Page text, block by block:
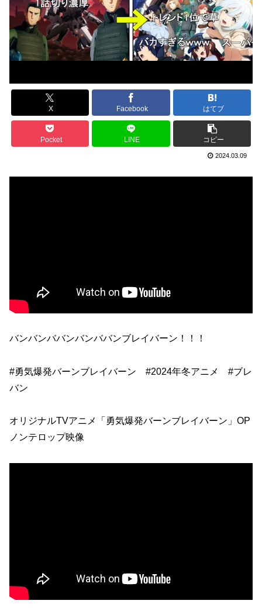
X Facebook はてブ
Pocket LINE コピー
2024.03.09
バンバンババンバンババンブレイバーン！！！
#勇気爆発バーンブレイバーン #2024年冬アニメ #ブレ
バン
オリジナルTVアニメ「勇気爆発バーンブレイバーン」OP
ノンテロップ映像